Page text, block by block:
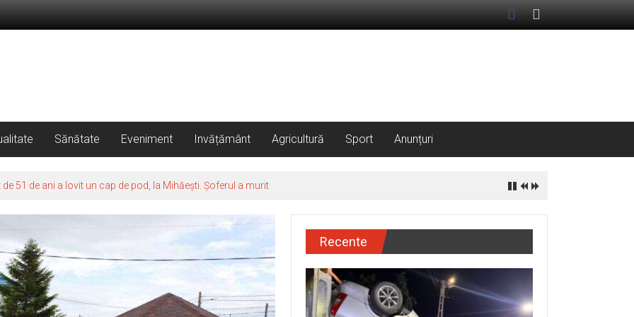
Sănătate Eveniment Invățământ Agricultură Sport Anunțuri
51 de ani a lovit un cap de pod, la Mihăești. Șoferul a murit
Recente